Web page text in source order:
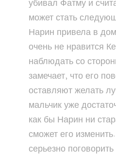
убивал Фатму и
может стать
Нарин привела в
очень не нравится
наблюдать со
замечает, что его
оставляют желать
мальчик уже
как бы Нарин ни
сможет его
серьезно